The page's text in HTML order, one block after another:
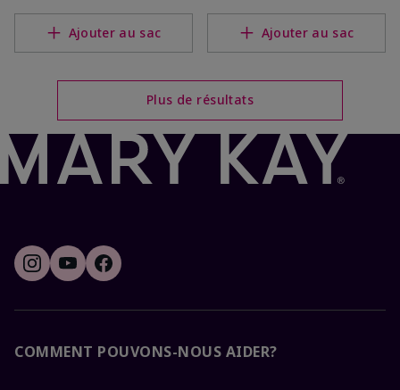
Ajouter au sac Ajouter au sac
Plus de résultats
COMMENT POUVONS-NOUS AIDER?